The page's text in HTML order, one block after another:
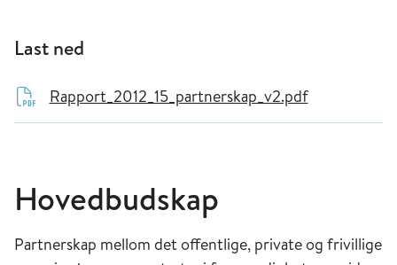
Last ned
Rapport_2012_15_partnerskap_v2.pdf
Hovedbudskap
Partnerskap mellom det offentlige, private og frivillige